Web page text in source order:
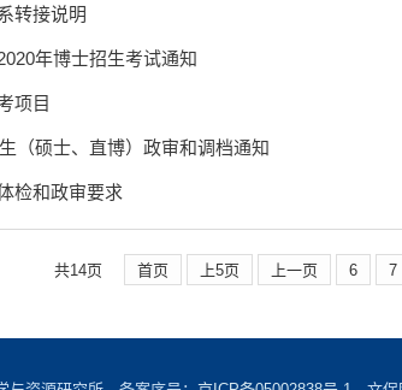
转接说明
年博士招生考试通知
项目
（硕士、直博）政审和调档通知
检和政审要求
共14页 首页 上5页 上一页 6 7